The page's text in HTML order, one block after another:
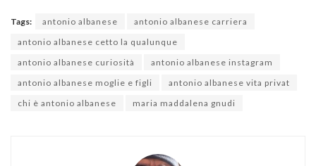
Tags: antonio albanese
antonio albanese carriera
antonio albanese cetto la qualunque
antonio albanese curiosità
antonio albanese instagram
antonio albanese moglie e figli
antonio albanese vita privat
chi è antonio albanese
maria maddalena gnudi